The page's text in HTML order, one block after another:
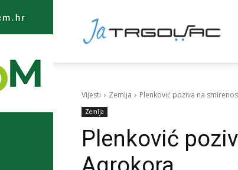
TRGOVAC
Vijesti Zemlja Plenković poziva na
Zemlja
Plenković